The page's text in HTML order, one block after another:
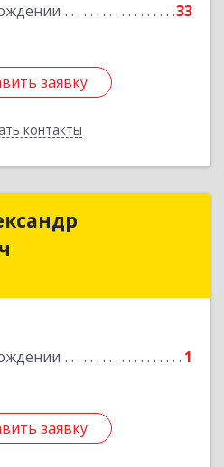
33
заявку
контакты
заявку
Назад
1
заявку
Александр
Подробнее
заявку